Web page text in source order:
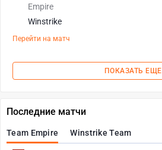
Empire
Winstrike
Перейти на матч
ПОКАЗАТЬ ЕЩЕ
Последние матчи
Team Empire Winstrike Team